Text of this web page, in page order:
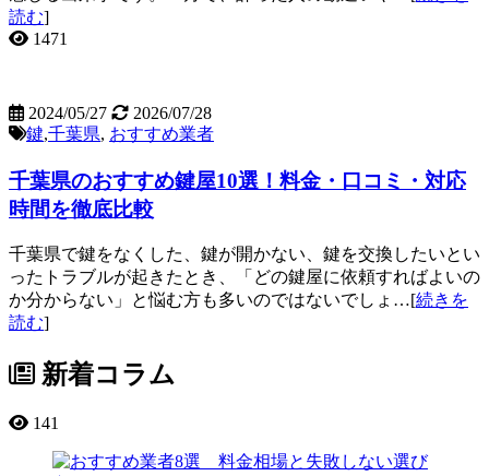
読む]
1471
2024/05/27
2026/07/28
鍵,千葉県, おすすめ業者
千葉県のおすすめ鍵屋10選！料金・口コミ・対応
時間を徹底比較
千葉県で鍵をなくした、鍵が開かない、鍵を交換したいとい
ったトラブルが起きたとき、「どの鍵屋に依頼すればよいの
か分からない」と悩む方も多いのではないでしょ…[続きを
読む]
新着コラム
141